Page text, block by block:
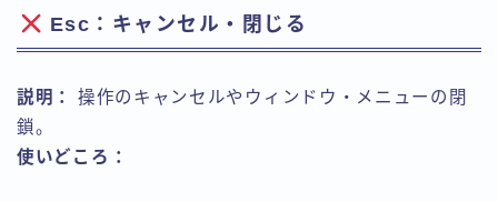
Esc：キャンセル・閉じる
説明：
操作のキャンセルやウィンドウ・メニューの閉
鎖。
使いどころ：